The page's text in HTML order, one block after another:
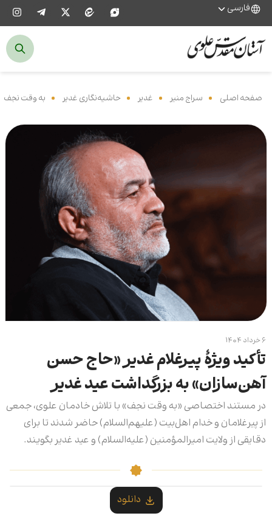
فارسی
صفحه اصلی سراج منیر غدیر حاشیه‌نگاری غدیر به وقت نجف
۶ خرداد ۱۴۰۴
تأکید ویژۀ پیرغلام غدیر «حاج حسن
آهن‌سازان» به بزرگداشت عید غدیر
در مستند اختصاصی «به وقت نجف» با تلاش خادمان علوی، جمعی
از پیرغلامان و خدام اهل‌بیت (علیهم‌السلام) حاضر شدند تا برای
دقایقی از ولایت امیرالمؤمنین (علیه‌السلام) و عید غدیر بگویند.
دانلود